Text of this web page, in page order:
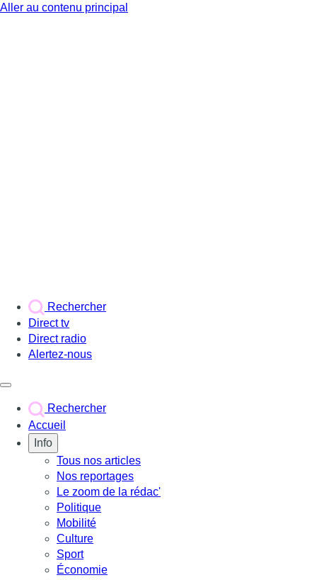
Aller au contenu principal
Rechercher
Direct tv
Direct radio
Alertez-nous
Rechercher
Accueil
Info
Tous nos articles
Nos reportages
Le zoom de la rédac'
Politique
Mobilité
Culture
Sport
Économie